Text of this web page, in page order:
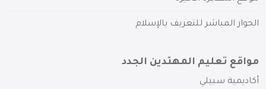
الحوار المباشر للتعريف بالإسلام
مواقع تعليم المهتدين الجدد
أكاديمية سبيلي